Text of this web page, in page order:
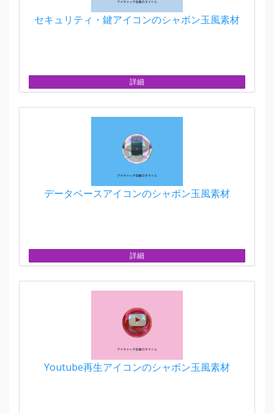
セキュリティ・鍵アイコンのシャボン玉風素材
詳細
データベースアイコンのシャボン玉風素材
詳細
Youtube再生アイコンのシャボン玉風素材